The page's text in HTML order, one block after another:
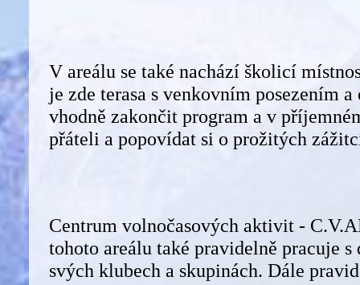
V areálu se také nachází školicí
je zde terasa s venkovním posezením
vhodně zakončit program a v
přáteli a popovídat si o prožitých
Centrum volnočasových aktivit -
tohoto areálu také pravidelně pracuje
svých klubech a skupinách. Dále